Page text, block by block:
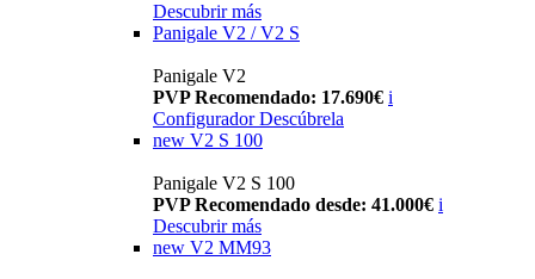
Descubrir más
Panigale V2 / V2 S
Panigale V2
PVP Recomendado: 17.690€ i
Configurador Descúbrela
new V2 S 100
Panigale V2 S 100
PVP Recomendado desde: 41.000€ i
Descubrir más
new V2 MM93